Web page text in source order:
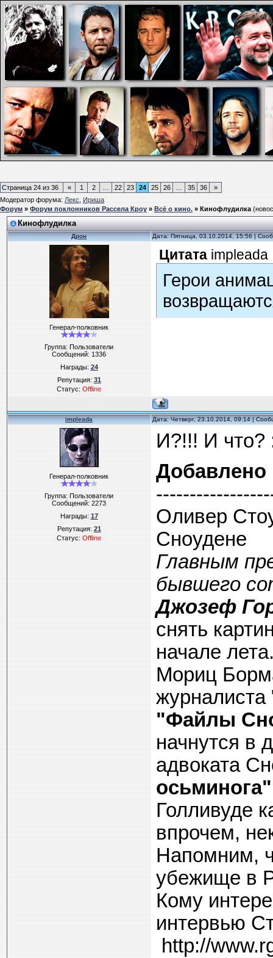
Страница 24 из 36 « 1 2 22 23 24 25 26 35 36
»
Модератор форума:Лекс,Ириша
Форум»Форум поклонников Рассела Кроу»Всё о кино.»Кинофлудилка
Кинофлудилка
Дрон Дата: Пятница, 03.10.2014, 15:56 |
Генерал-полковник
Группа: Пользователи
Сообщений:1336
Награды:24
Репутация:31
Статус:Offline
Цитата impleada
Герои
impleada Дата: Четверг, 23.10.2014, 09:14 |
Генерал-полковник
Группа: Пользователи
Сообщений:2273
Награды:17
Репутация:21
Статус:Offline
И?!!! И что?
Добавлено
Оливер
Сноудене
Главным
бывшего
Джозеф
снять
начале
Мориц
"Файлы
начнутся в
адвоката
осьминога"
Голливуде
впрочем,
Напомним,
убежище в
Кому
интервью
http://